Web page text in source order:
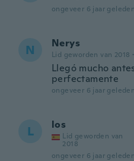
ongeveer 6 jaar geleden
N Nerys
Lid geworden van 2018 ·
Llegó mucho
perfectamente
ongeveer 6 jaar geleden
L los
Lid geworden van
2018
ongeveer 6 jaar geleden